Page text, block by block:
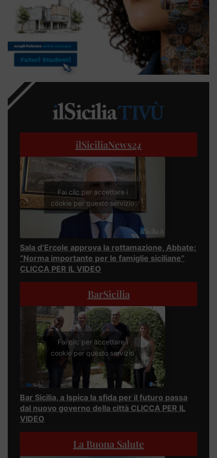
ilSiciliaNews24
Fai clic per accettare i
cookie per questo servizio
Sala d’Ercole approva la rottamazione, Abbate:
“Norma importante per le famiglie siciliane”
CLICCA PER IL VIDEO
BarSicilia
Fai clic per accettare i
cookie per questo servizio
Bar Sicilia, a Ispica la sfida per il futuro passa
dal nuovo governo della città CLICCA PER IL
VIDEO
La Buona Salute